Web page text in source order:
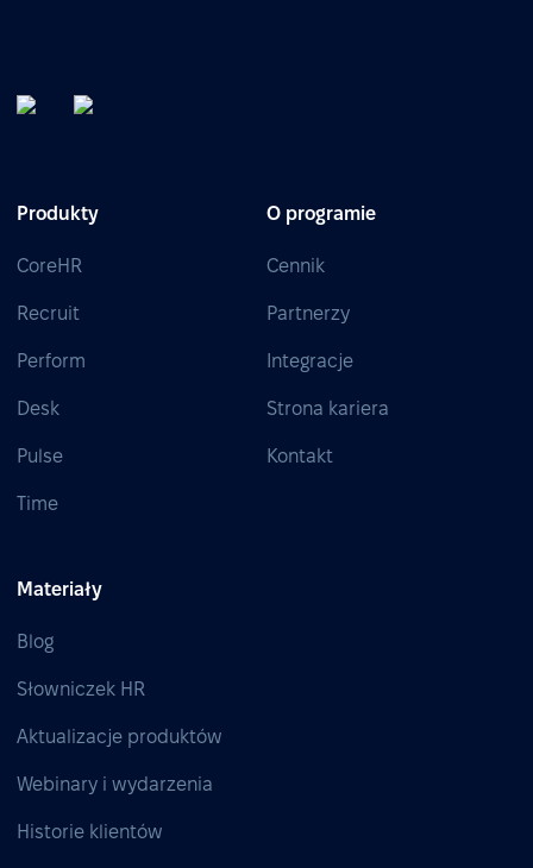
Produkty
CoreHR
Recruit
Perform
Desk
Pulse
Time
O programie
Cennik
Partnerzy
Integracje
Strona kariera
Kontakt
Materiały
Blog
Słowniczek HR
Aktualizacje produktów
Webinary i wydarzenia
Historie klientów